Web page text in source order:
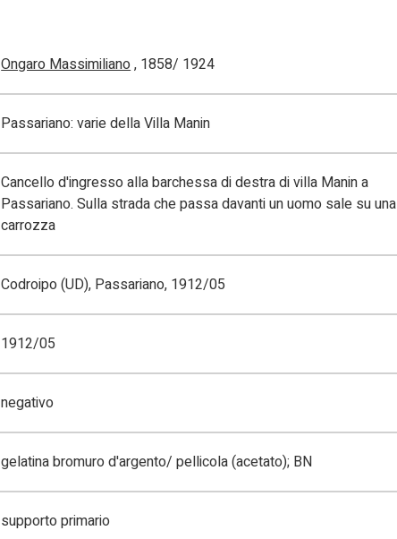
Ongaro Massimiliano, 1858/ 1924
Passariano: varie della Villa Manin
Cancello d'ingresso alla barchessa di destra di villa Manin a
Passariano. Sulla strada che passa davanti un uomo sale su una
carrozza
Codroipo (UD), Passariano, 1912/05
1912/05
negativo
gelatina bromuro d'argento/ pellicola (acetato); BN
supporto primario